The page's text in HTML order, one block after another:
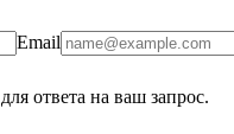
Email
ответа на ваш запрос.